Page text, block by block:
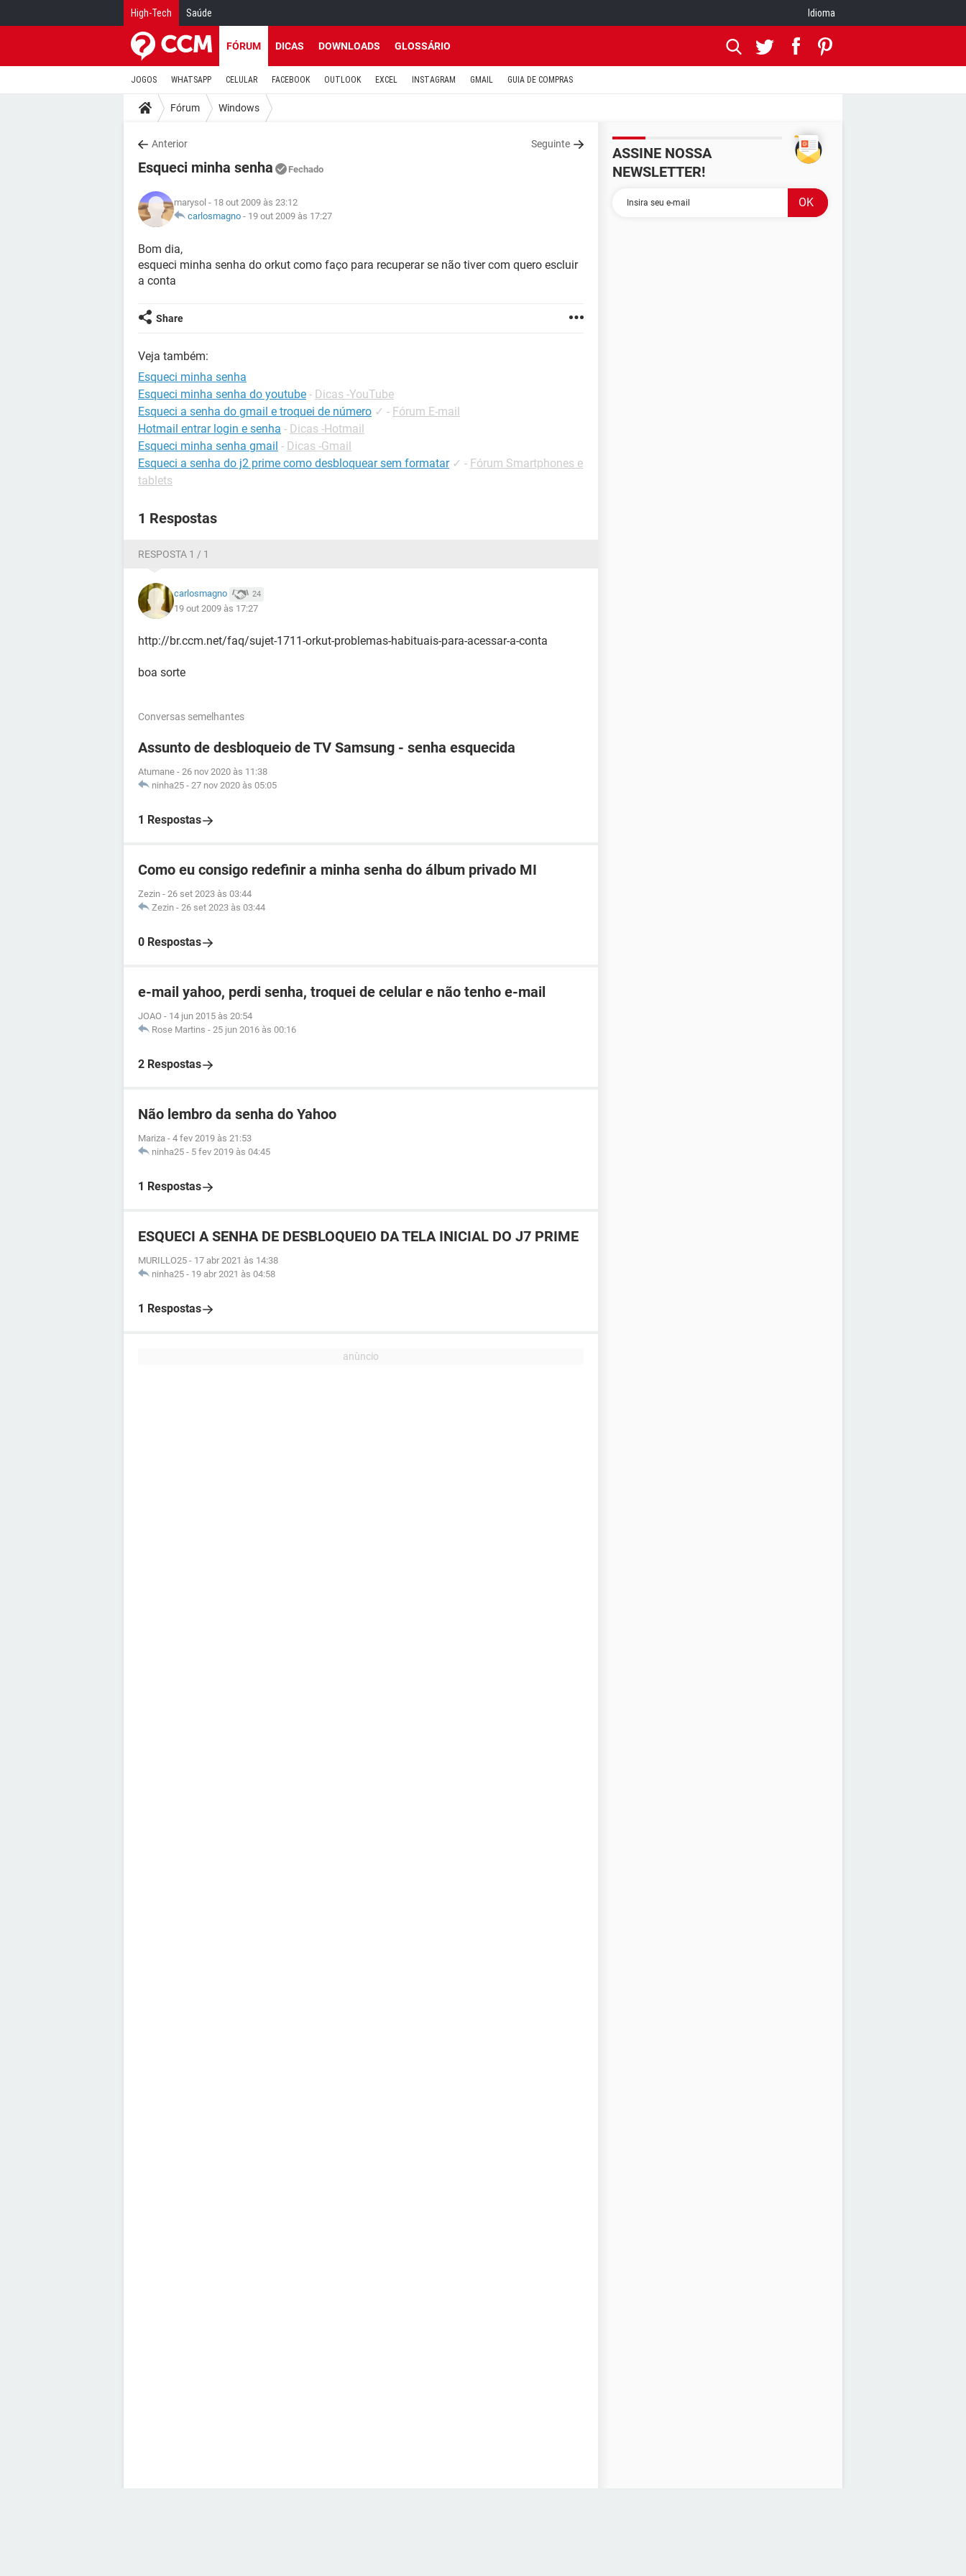
High-Tech Saúde Idioma
FÓRUM DICAS DOWNLOADS GLOSSÁRIO
JOGOS WHATSAPP CELULAR FACEBOOK OUTLOOK EXCEL INSTAGRAM GMAIL GUIA DE COMPRAS
Fórum Windows
Anterior Seguinte
Esqueci minha senha Fechado
marysol - 18 out 2009 às 23:12
carlosmagno - 19 out 2009 às 17:27
Bom dia,
esqueci minha senha do orkut como faço para recuperar se não tiver com quero escluir
a conta
Share
Veja também:
Esqueci minha senha
Esqueci minha senha do youtube - Dicas -YouTube
Esqueci a senha do gmail e troquei de número ✓ - Fórum E-mail
Hotmail entrar login e senha - Dicas -Hotmail
Esqueci minha senha gmail - Dicas -Gmail
Esqueci a senha do j2 prime como desbloquear sem formatar ✓ - Fórum Smartphones e
tablets
1 Respostas
RESPOSTA 1 / 1
carlosmagno 24
19 out 2009 às 17:27
http://br.ccm.net/faq/sujet-1711-orkut-problemas-habituais-para-acessar-a-conta
boa sorte
Conversas semelhantes
Assunto de desbloqueio de TV Samsung - senha esquecida
Atumane - 26 nov 2020 às 11:38
ninha25 - 27 nov 2020 às 05:05
1 Respostas
Como eu consigo redefinir a minha senha do álbum privado MI
Zezin - 26 set 2023 às 03:44
Zezin - 26 set 2023 às 03:44
0 Respostas
e-mail yahoo, perdi senha, troquei de celular e não tenho e-mail
JOAO - 14 jun 2015 às 20:54
Rose Martins - 25 jun 2016 às 00:16
2 Respostas
Não lembro da senha do Yahoo
Mariza - 4 fev 2019 às 21:53
ninha25 - 5 fev 2019 às 04:45
1 Respostas
ESQUECI A SENHA DE DESBLOQUEIO DA TELA INICIAL DO J7 PRIME
MURILLO25 - 17 abr 2021 às 14:38
ninha25 - 19 abr 2021 às 04:58
1 Respostas
ASSINE NOSSA
NEWSLETTER!